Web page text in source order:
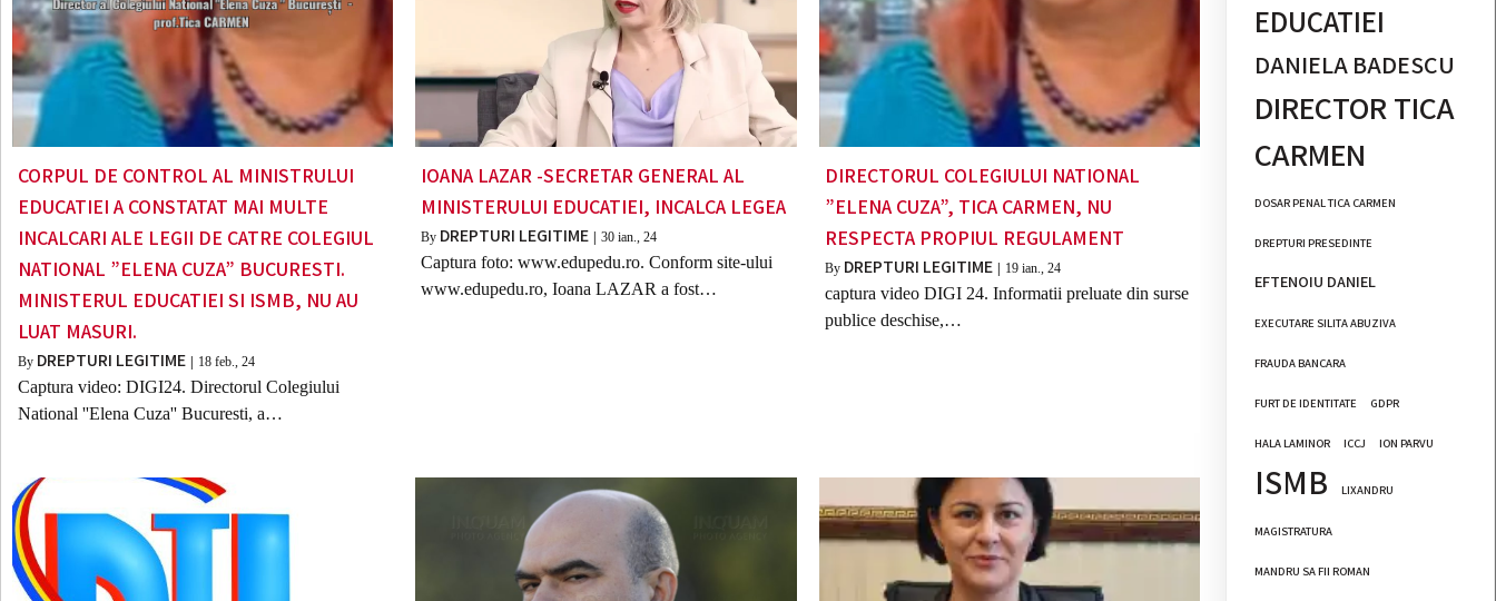
CORPUL DE CONTROL AL MINISTRULUI
EDUCATIEI A CONSTATAT MAI MULTE
INCALCARI ALE LEGII DE CATRE COLEGIUL
NATIONAL ”ELENA CUZA” BUCURESTI.
MINISTERUL EDUCATIEI SI ISMB, NU AU
LUAT MASURI.
By DREPTURI LEGITIME 18 feb., 24
Captura video: DIGI24. Directorul Colegiului
National ''Elena Cuza'' Bucuresti, a…
IOANA LAZAR -SECRETAR GENERAL AL
MINISTERULUI EDUCATIEI, INCALCA LEGEA
By DREPTURI LEGITIME 30 ian., 24
Captura foto: www.edupedu.ro. Conform site-ului
www.edupedu.ro, Ioana LAZAR a fost…
DIRECTORUL COLEGIULUI NATIONAL
”ELENA CUZA”, TICA CARMEN, NU
RESPECTA PROPIUL REGULAMENT
By DREPTURI LEGITIME 19 ian., 24
captura video DIGI 24. Informatii preluate din surse
publice deschise,…
EDUCATIEI
DANIELA BADESCU
DIRECTOR TICA
CARMEN
DOSAR PENAL TICA CARMEN
DREPTURI PRESEDINTE
EFTENOIU DANIEL
EXECUTARE SILITA ABUZIVA
FRAUDA BANCARA
FURT DE IDENTITATE GDPR
HALA LAMINOR ICCJ ION PARVU
ISMB LIXANDRU
MAGISTRATURA
MANDRU SA FII ROMAN